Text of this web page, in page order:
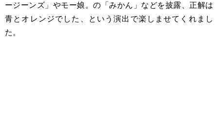
ージーンズ」やモー娘。の「みかん」などを披露、正解は
青とオレンジでした、という演出で楽しませてくれまし
た。